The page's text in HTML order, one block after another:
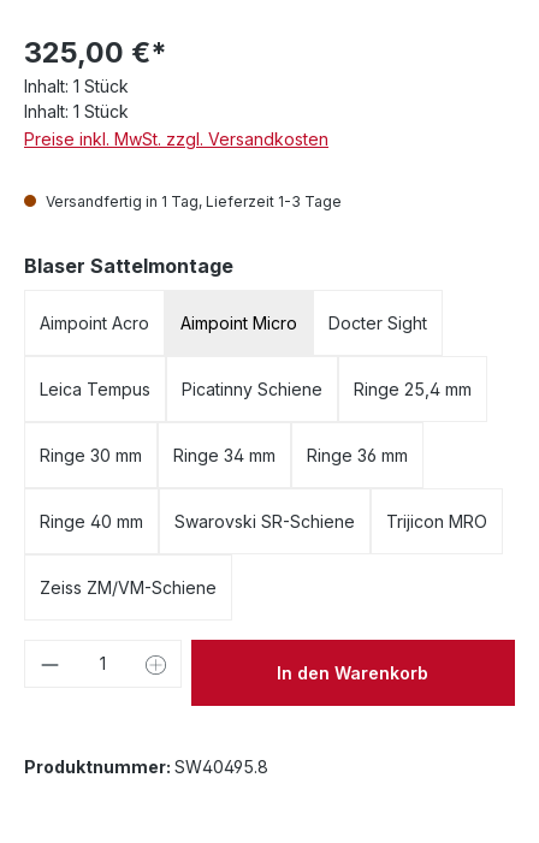
325,00 €*
Inhalt: 1 Stück
Inhalt: 1 Stück
Preise inkl. MwSt. zzgl. Versandkosten
Versandfertig in 1 Tag, Lieferzeit 1-3 Tage
Blaser Sattelmontageauswählen
Aimpoint Acro Aimpoint Micro Docter Sight
Leica Tempus Picatinny Schiene Ringe 25,4 mm
Ringe 30 mm Ringe 34 mm Ringe 36 mm
Ringe 40 mm Swarovski SR-Schiene Trijicon MRO
Zeiss ZM/VM-Schiene
Produkt Anzahl: Gib denIn den Warenkorb
Produktnummer: SW40495.8